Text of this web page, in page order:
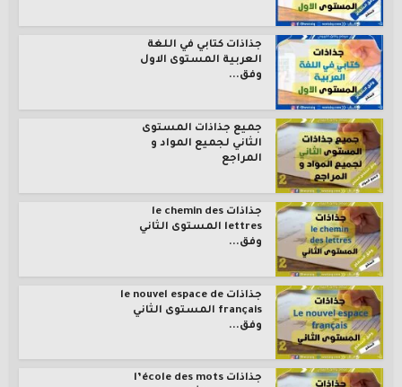
جذاذات كتابي في اللغة
العربية المستوى الاول
وفق...
جميع جذاذات المستوى
الثاني لجميع المواد و
المراجع
جذاذات le chemin des
lettres المستوى الثاني
وفق...
جذاذات le nouvel espace de
français المستوى الثاني
وفق...
جذاذات l’école des mots